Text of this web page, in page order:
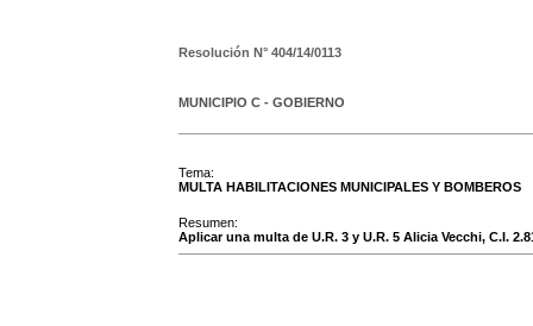
Resolución N° 404/14/0113
MUNICIPIO C - GOBIERNO
Tema:
MULTA HABILITACIONES MUNICIPALES Y BOMBEROS
Resumen:
Aplicar una multa de U.R. 3 y U.R. 5 Alicia Vecchi, C.I.